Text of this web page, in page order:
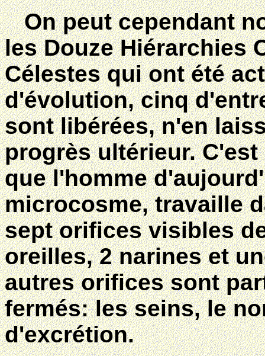
On peut cependant
les Douze Hiérarchies
Célestes qui ont été
d'évolution, cinq
sont libérées, n'en
progrès ultérieur.
que l'homme
microcosme, travaille
sept orifices visibles
oreilles, 2 narines et
autres orifices sont
fermés: les seins, le
d'excrétion.